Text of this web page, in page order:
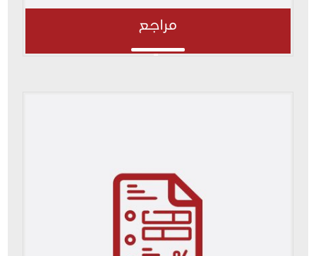
مراجع